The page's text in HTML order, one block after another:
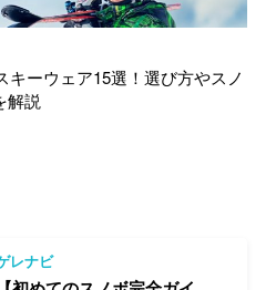
キーウェア15選！選び方やスノ
解説
レナビ